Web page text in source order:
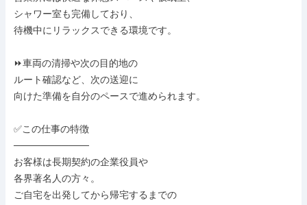
シャワー室も完備しており、
待機中にリラックスできる環境です。
⏩車両の清掃や次の目的地の
ルート確認など、次の送迎に
向けた準備を自分のペースで進められます。
✅この仕事の特徴
───────────
お客様は長期契約の企業役員や
各界著名人の方々。
ご自宅を出発してから帰宅するまでの